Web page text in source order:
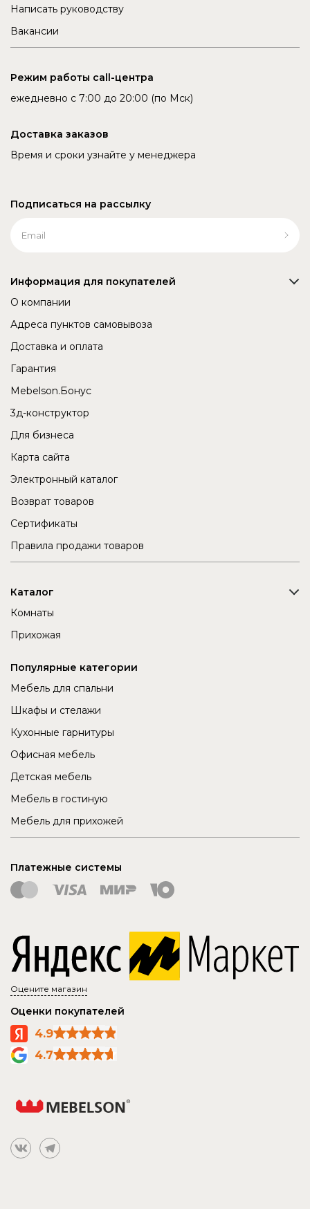
Написать руководству
Вакансии
Режим работы call-центра
ежедневно с 7:00 до 20:00 (по Мск)
Доставка заказов
Время и сроки узнайте у менеджера
Подписаться на рассылку
Информация для покупателей
О компании
Адреса пунктов самовывоза
Доставка и оплата
Гарантия
Mebelson.Бонус
3д-конструктор
Для бизнеса
Карта сайта
Электронный каталог
Возврат товаров
Сертификаты
Правила продажи товаров
Каталог
Комнаты
Прихожая
Популярные категории
Мебель для спальни
Шкафы и стелажи
Кухонные гарнитуры
Офисная мебель
Детская мебель
Мебель в гостиную
Мебель для прихожей
Платежные системы
Оцените магазин
Оценки покупателей
4.9
4.7